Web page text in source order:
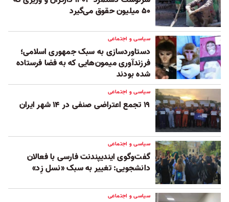
۵۰ میلیون حقوق می‌گیرد
سیاسی و اجتماعی
دستاوردسازی به سبک جمهوری اسلامی؛
فرزندآوری میمون‌هایی که به فضا فرستاده
شده بودند
سیاسی و اجتماعی
۱۹ تجمع اعتراضی صنفی در ۱۴ شهر ایران
سیاسی و اجتماعی
گفت‌وگوی ایندیپندنت فارسی با فعالان
دانشجویی: تغییر به سبک «نسل زِد»
سیاسی و اجتماعی